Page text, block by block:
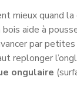
mieux quand
aide à
par petites
replonger
ongulaire